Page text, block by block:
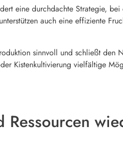
eine durchdachte Strategie,
auch eine effiziente
sinnvoll und schließt den
Kistenkultivierung vielfältige